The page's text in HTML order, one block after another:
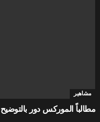
مشاهير
مطالباً الموركس دور